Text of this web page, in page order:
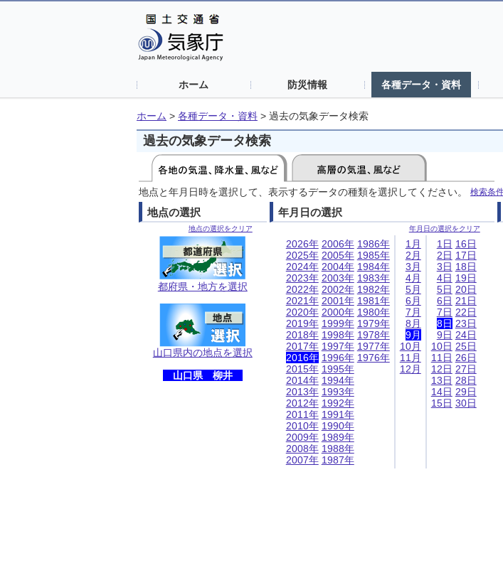
ホーム 防災情報 各種データ・資料
ホーム > 各種データ・資料 > 過去の気象データ検索
過去の気象データ検索
地点と年月日時を選択して、表示するデータの種類を選択してください。 検索条
地点の選択
地点の選択をクリア
都府県・地方を選択
山口県内の地点を選択
山口県 柳井
年月日の選択
年月日の選択をクリア
2026年
2025年
2024年
2023年
2022年
2021年
2020年
2019年
2018年
2017年
2016年
2015年
2014年
2013年
2012年
2011年
2010年
2009年
2008年
2007年
2006年
2005年
2004年
2003年
2002年
2001年
2000年
1999年
1998年
1997年
1996年
1995年
1994年
1993年
1992年
1991年
1990年
1989年
1988年
1987年
1986年
1985年
1984年
1983年
1982年
1981年
1980年
1979年
1978年
1977年
1976年
1月
2月
3月
4月
5月
6月
7月
8月
9月
10月
11月
12月
1日
2日
3日
4日
5日
6日
7日
8日
9日
10日
11日
12日
13日
14日
15日
16日
17日
18日
19日
20日
21日
22日
23日
24日
25日
26日
27日
28日
29日
30日